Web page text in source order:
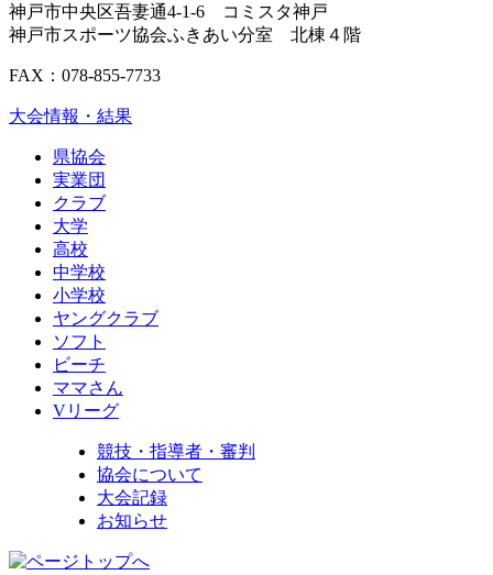
神戸市中央区吾妻通4-1-6 コミスタ神戸
神戸市スポーツ協会ふきあい分室 北棟４階
FAX：078-855-7733
大会情報・結果
県協会
実業団
クラブ
大学
高校
中学校
小学校
ヤングクラブ
ソフト
ビーチ
ママさん
Vリーグ
競技・指導者・審判
協会について
大会記録
お知らせ